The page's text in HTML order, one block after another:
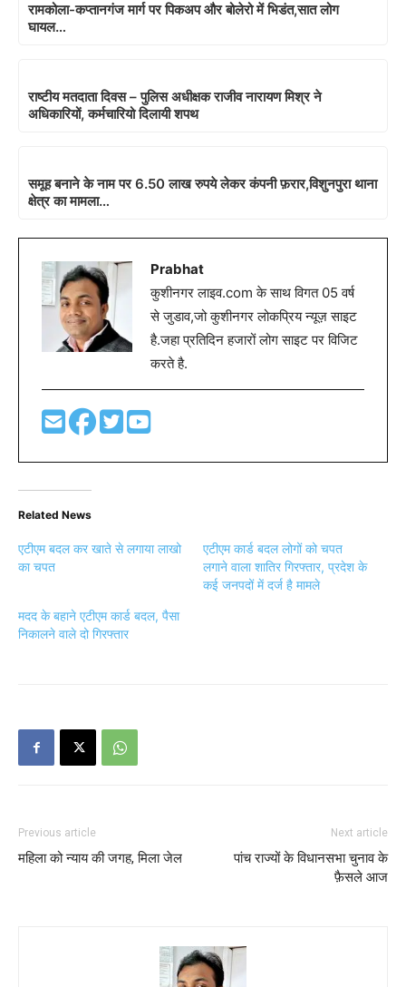
रामकोला-कप्तानगंज मार्ग पर पिकअप और बोलेरो में भिडंत,सात लोग
घायल…
राष्टीय मतदाता दिवस – पुलिस अधीक्षक राजीव नारायण मिश्र ने
अधिकारियों, कर्मचारियो दिलायी शपथ
समूह बनाने के नाम पर 6.50 लाख रुपये लेकर कंपनी फ़रार,विशुनपुरा थाना
क्षेत्र का मामला…
Prabhat
कुशीनगर लाइव.com के साथ विगत 05 वर्ष
से जुडाव,जो कुशीनगर लोकप्रिय न्यूज़ साइट
है.जहा प्रतिदिन हजारों लोग साइट पर विजिट
करते है.
Related News
एटीएम बदल कर खाते से लगाया लाखो
का चपत
एटीएम कार्ड बदल लोगों को चपत
लगाने वाला शातिर गिरफ्तार, प्रदेश के
कई जनपदों में दर्ज है मामले
मदद के बहाने एटीएम कार्ड बदल, पैसा
निकालने वाले दो गिरफ्तार
Previous article
महिला को न्याय की जगह, मिला जेल
Next article
पांच राज्यों के विधानसभा चुनाव के
फ़ैसले आज